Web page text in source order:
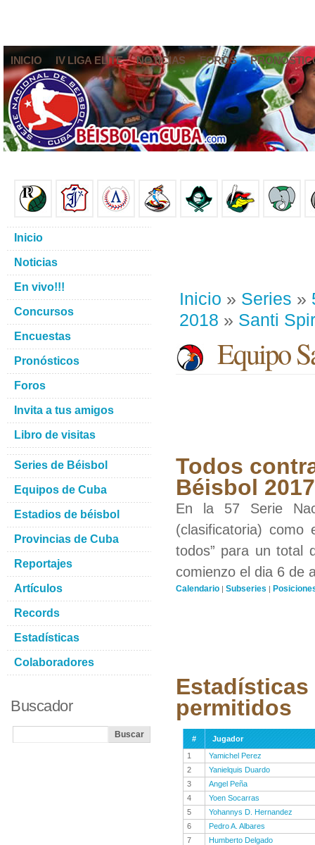
INICIO IV LIGA ELITE NOTICIAS FOROS
Inicio » Series »
2018 » Santi
Equipo
Todos
Béisbol
En la 57 Serie
(clasificatoria) como
todos” para un total
comienzo el dia 6 de
Calendario | Subseries |
permitidos
#
Jugador
1
Yamichel Perez
2
Yanielquis Duardo
3
Angel Peña
4
Yoen Socarras
5
Yohannys D. Hernandez
6
Pedro A. Albares
7
Humberto Delgado
Inicio
Noticias
En vivo!!!
Concursos
Encuestas
Pronósticos
Foros
Invita a tus amigos
Libro de visitas
Series de Béisbol
Equipos de Cuba
Estadios de béisbol
Provincias de Cuba
Reportajes
Artículos
Records
Estadísticas
Colaboradores
Buscador